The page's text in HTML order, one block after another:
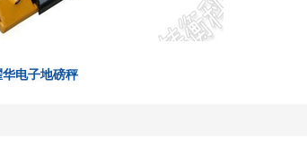
华电子地磅秤